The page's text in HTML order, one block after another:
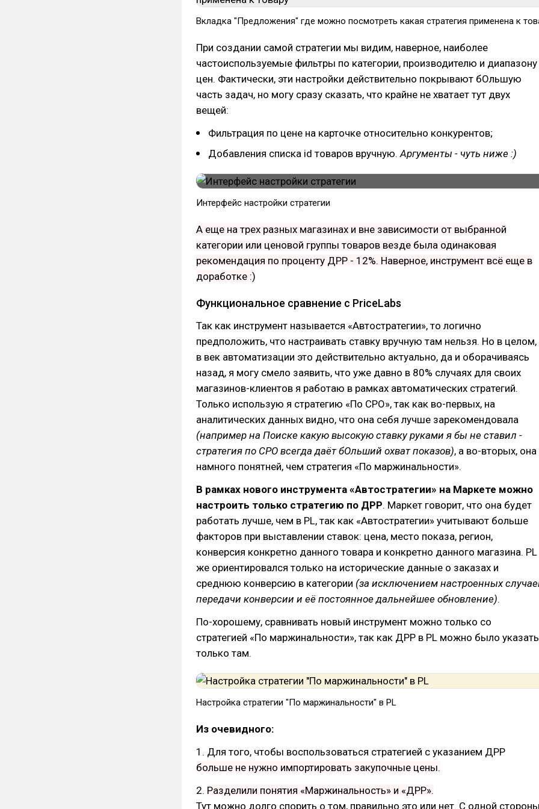
Вкладка "Предложения" где можно посмотреть какая стратегия применена к
При создании самой стратегии мы видим, наверное, наиболее
частоиспользуемые фильтры по категории, производителю и диапазону
цен. Фактически, эти настройки действительно покрывают бОльшую
часть задач, но могу сразу сказать, что крайне не хватает тут двух
вещей:
Фильтрация по цене на карточке относительно конкурентов;
Добавления списка id товаров вручную.Аргументы - чуть ниже :)
Интерфейс настройки стратегии
А еще на трех разных магазинах и вне зависимости от выбранной
категории или ценовой группы товаров везде была одинаковая
рекомендация по проценту ДРР - 12%. Наверное, инструмент всё еще в
доработке :)
Функциональное сравнение с PriceLabs
Так как инструмент называется «Автостратегии», то логично
предположить, что настраивать ставку вручную там нельзя. Но в целом,
в век автоматизации это действительно актуально, да и оборачиваясь
назад, я могу смело заявить, что уже давно в 80% случаях для своих
магазинов-клиентов я работаю в рамках автоматических стратегий.
Только использую я стратегию «По СРО», так как во-первых, на
аналитических данных видно, что она себя лучше зарекомендовала
(например на Поиске какую высокую ставку руками я бы не ставил -
стратегия по СРО всегда даёт бОльший охват показов), а во-вторых, она
намного понятней, чем стратегия «По маржинальности».
В рамках нового инструмента «Автостратегии» на Маркете можно
настроить только стратегию по ДРР. Маркет говорит, что она будет
работать лучше, чем в PL, так как «Автостратегии» учитывают больше
факторов при выставлении ставок: цена, место показа, регион,
конверсия конкретно данного товара и конкретно данного магазина. PL
же ориентировался только на исторические данные о заказах и
среднюю конверсию в категории (за исключением настроенных
передачи конверсии и её постоянное дальнейшее обновление).
По-хорошему, сравнивать новый инструмент можно только со
стратегией «По маржинальности», так как ДРР в PL можно было указать
только там.
Настройка стратегии "По маржинальности" в PL
Из очевидного:
1. Для того, чтобы воспользоваться стратегией с указанием ДРР
больше не нужно импортировать закупочные цены.
2. Разделили понятия «Маржинальность» и «ДРР».
Тут можно долго спорить о том, правильно это или нет. С одной